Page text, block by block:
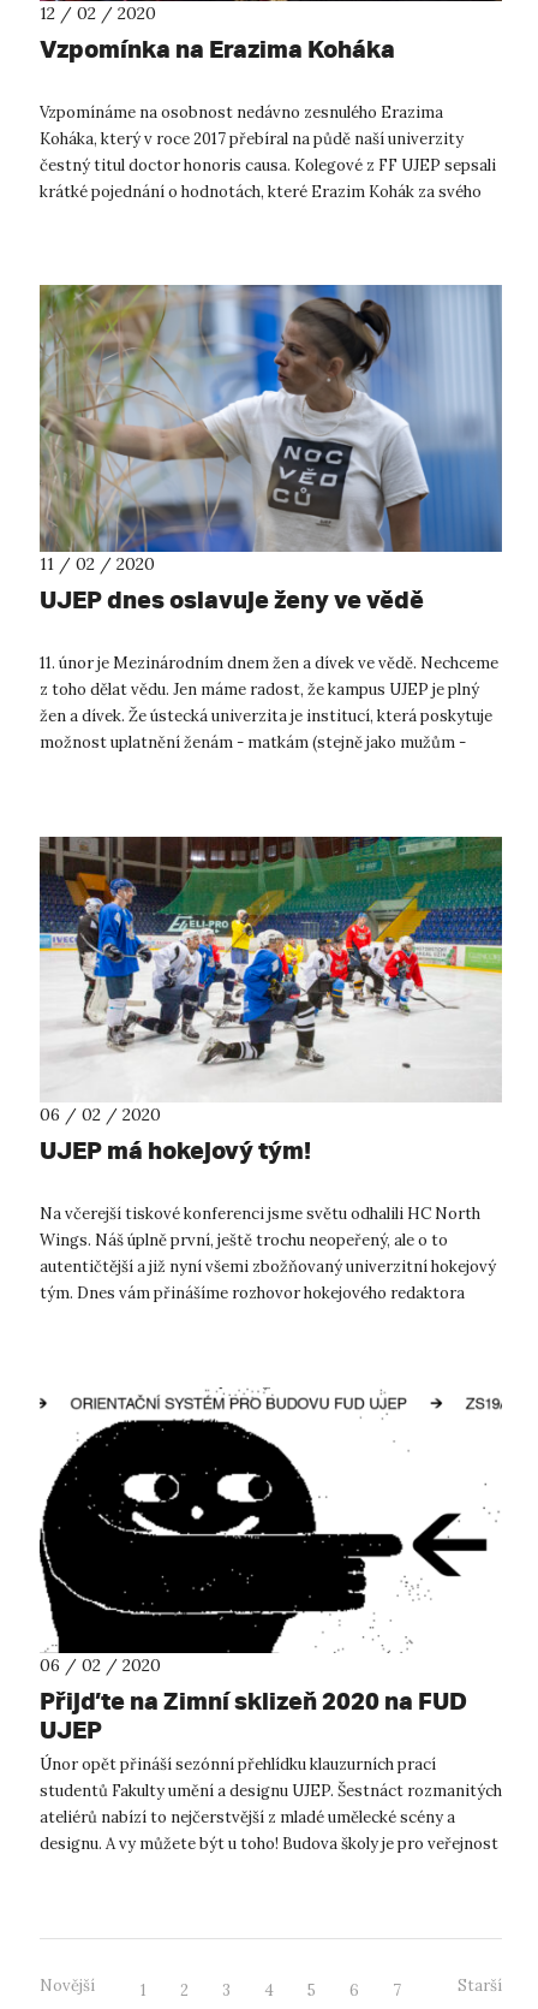
12 / 02 / 2020
Vzpomínka na Erazima Koháka
Vzpomínáme na osobnost nedávno zesnulého Erazima
Koháka, který v roce 2017 přebíral na půdě naší univerzity
čestný titul doctor honoris causa. Kolegové z FF UJEP sepsali
krátké pojednání o hodnotách, které Erazim Kohák za svého
11 / 02 / 2020
UJEP dnes oslavuje ženy ve vědě
11. únor je Mezinárodním dnem žen a dívek ve vědě. Nechceme
z toho dělat vědu. Jen máme radost, že kampus UJEP je plný
žen a dívek. Že ústecká univerzita je institucí, která poskytuje
možnost uplatnění ženám - matkám (stejně jako mužům -
06 / 02 / 2020
UJEP má hokejový tým!
Na včerejší tiskové konferenci jsme světu odhalili HC North
Wings. Náš úplně první, ještě trochu neopeřený, ale o to
autentičtější a již nyní všemi zbožňovaný univerzitní hokejový
tým. Dnes vám přinášíme rozhovor hokejového redaktora
06 / 02 / 2020
Přijďte na Zimní sklizeň 2020 na FUD
UJEP
Únor opět přináší sezónní přehlídku klauzurních prací
studentů Fakulty umění a designu UJEP. Šestnáct rozmanitých
ateliérů nabízí to nejčerstvější z mladé umělecké scény a
designu. A vy můžete být u toho! Budova školy je pro veřejnost
Novější 1 2 3 4 5 6 7 Starší